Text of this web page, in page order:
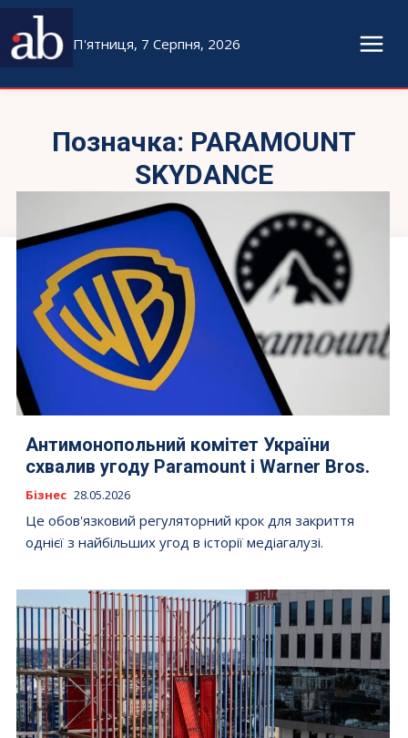
П'ятниця, 7 Серпня, 2026
Позначка: PARAMOUNT
SKYDANCE
Антимонопольний комітет України
схвалив угоду Paramount і Warner Bros.
Бізнес 28.05.2026
Це обов'язковий регуляторний крок для закриття
однієї з найбільших угод в історії медіагалузі.